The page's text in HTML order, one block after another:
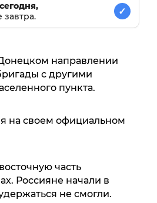
завтра.
✓
направлении
с другими
пункта.
на своем официальном
часть
Россияне начали в
не смогли.